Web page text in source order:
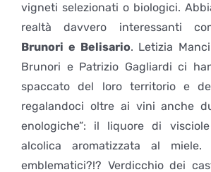
vigneti selezionati o biologici.
realtà davvero interessanti
Brunori e Belisario. Letizia
Brunori e Patrizio Gagliardi ci
spaccato del loro territorio e
regalandoci oltre ai vini anche
enologiche”: il liquore di
alcolica aromatizzata al
emblematici?!? Verdicchio dei